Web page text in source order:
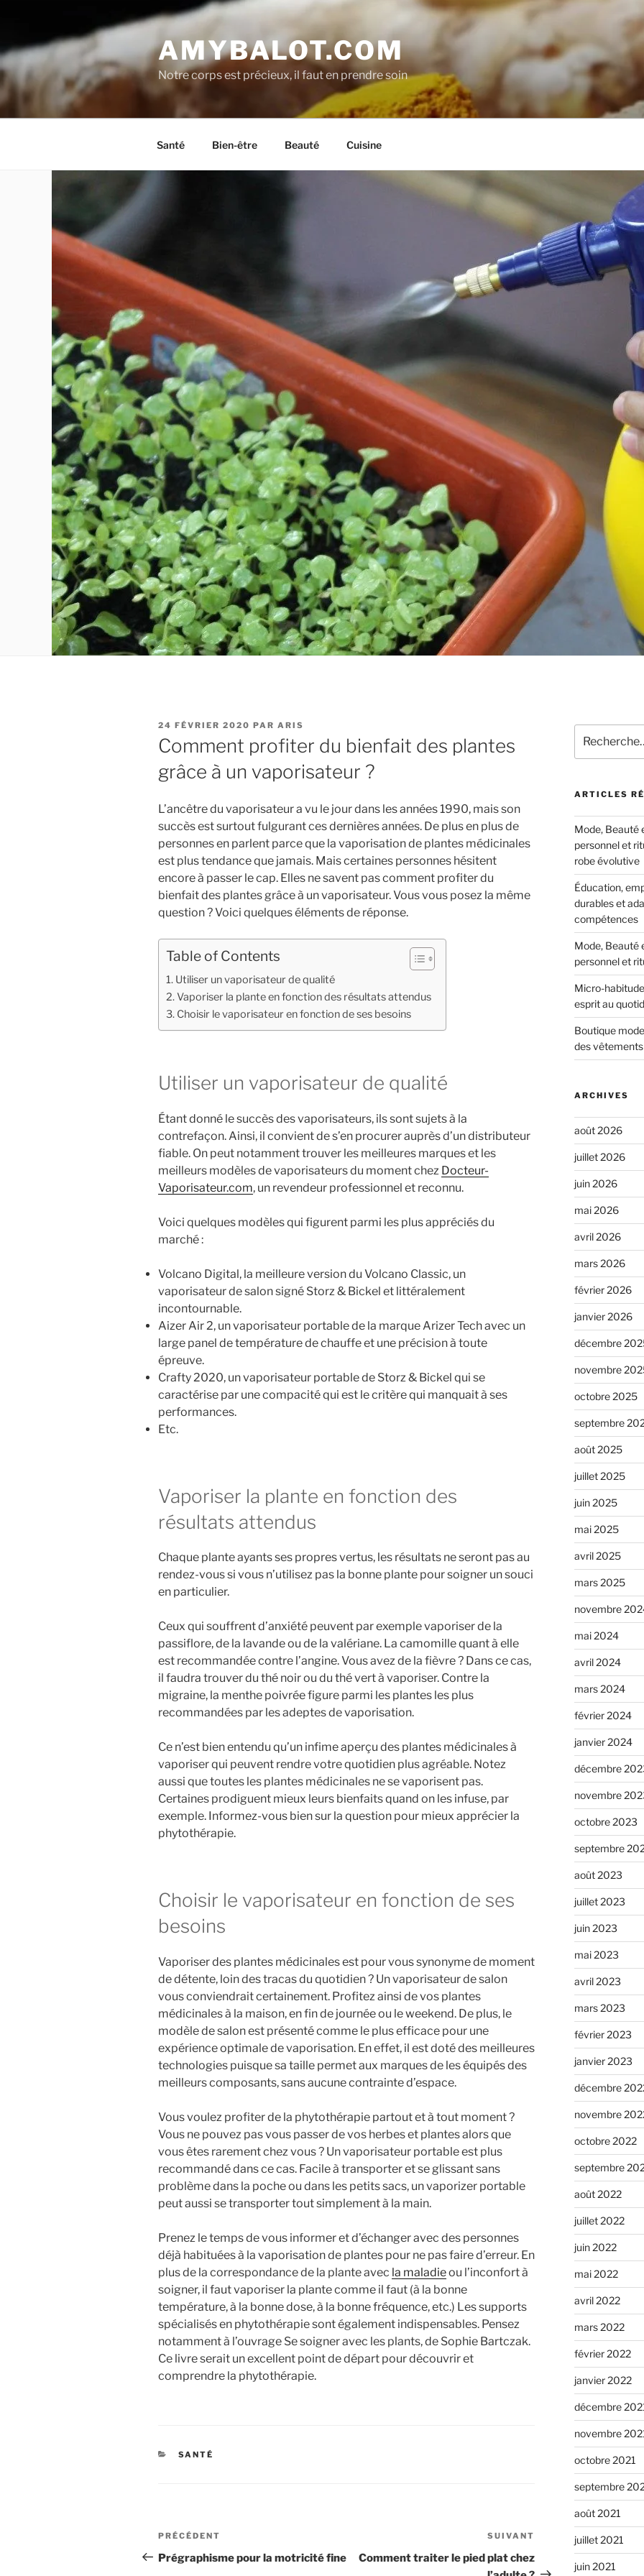
contenu
principal
AMYBALOT.COM
Notre corps est précieux, il faut en prendre soin
Santé Bien-être Beauté Cuisine
PUBLIÉ
LE
24 FÉVRIER 2020 PAR ARIS
Comment profiter du bienfait des plantes
grâce à un vaporisateur ?
L’ancêtre du vaporisateur a vu le jour dans les années 1990, mais son
succès est surtout fulgurant ces dernières années. De plus en plus de
personnes en parlent parce que la vaporisation de plantes médicinales
est plus tendance que jamais. Mais certaines personnes hésitent
encore à passer le cap. Elles ne savent pas comment profiter du
bienfait des plantes grâce à un vaporisateur. Vous vous posez la même
question ? Voici quelques éléments de réponse.
Table of Contents
Utiliser un vaporisateur de qualité
Vaporiser la plante en fonction des résultats attendus
Choisir le vaporisateur en fonction de ses besoins
Utiliser un vaporisateur de qualité
Étant donné le succès des vaporisateurs, ils sont sujets à la
contrefaçon. Ainsi, il convient de s’en procurer auprès d’un distributeur
fiable. On peut notamment trouver les meilleures marques et les
meilleurs modèles de vaporisateurs du moment chez Docteur-
Vaporisateur.com, un revendeur professionnel et reconnu.
Voici quelques modèles qui figurent parmi les plus appréciés du
marché :
Volcano Digital, la meilleure version du Volcano Classic, un
vaporisateur de salon signé Storz & Bickel et littéralement
incontournable.
Aizer Air 2, un vaporisateur portable de la marque Arizer Tech avec un
large panel de température de chauffe et une précision à toute
épreuve.
Crafty 2020, un vaporisateur portable de Storz & Bickel qui se
caractérise par une compacité qui est le critère qui manquait à ses
performances.
Etc.
Vaporiser la plante en fonction des
résultats attendus
Chaque plante ayants ses propres vertus, les résultats ne seront pas au
rendez-vous si vous n’utilisez pas la bonne plante pour soigner un souci
en particulier.
Ceux qui souffrent d’anxiété peuvent par exemple vaporiser de la
passiflore, de la lavande ou de la valériane. La camomille quant à elle
est recommandée contre l’angine. Vous avez de la fièvre ? Dans ce cas,
il faudra trouver du thé noir ou du thé vert à vaporiser. Contre la
migraine, la menthe poivrée figure parmi les plantes les plus
recommandées par les adeptes de vaporisation.
Ce n’est bien entendu qu’un infime aperçu des plantes médicinales à
vaporiser qui peuvent rendre votre quotidien plus agréable. Notez
aussi que toutes les plantes médicinales ne se vaporisent pas.
Certaines prodiguent mieux leurs bienfaits quand on les infuse, par
exemple. Informez-vous bien sur la question pour mieux apprécier la
phytothérapie.
Choisir le vaporisateur en fonction de ses
besoins
Vaporiser des plantes médicinales est pour vous synonyme de moment
de détente, loin des tracas du quotidien ? Un vaporisateur de salon
vous conviendrait certainement. Profitez ainsi de vos plantes
médicinales à la maison, en fin de journée ou le weekend. De plus, le
modèle de salon est présenté comme le plus efficace pour une
expérience optimale de vaporisation. En effet, il est doté des meilleures
technologies puisque sa taille permet aux marques de les équipés des
meilleurs composants, sans aucune contrainte d’espace.
Vous voulez profiter de la phytothérapie partout et à tout moment ?
Vous ne pouvez pas vous passer de vos herbes et plantes alors que
vous êtes rarement chez vous ? Un vaporisateur portable est plus
recommandé dans ce cas. Facile à transporter et se glissant sans
problème dans la poche ou dans les petits sacs, un vaporizer portable
peut aussi se transporter tout simplement à la main.
Prenez le temps de vous informer et d’échanger avec des personnes
déjà habituées à la vaporisation de plantes pour ne pas faire d’erreur. En
plus de la correspondance de la plante avec la maladieou l’inconfort à
soigner, il faut vaporiser la plante comme il faut (à la bonne
température, à la bonne dose, à la bonne fréquence, etc.) Les supports
spécialisés en phytothérapie sont également indispensables. Pensez
notamment à l’ouvrage Se soigner avec les plants, de Sophie Bartczak.
Ce livre serait un excellent point de départ pour découvrir et
comprendre la phytothérapie.
CATÉGORIES
SANTÉ
Navigation
de
Article
précédent
PRÉCÉDENT
Prégraphisme pour la motricité fine
suivant
SUIVANT
Comment traiter le pied plat chez
pour
:
ARTICLES
Mode, Beauté
personnel et
robe évolutive
Éducation,
durables et
compétences
Mode, Beauté
personnel et
Micro-
esprit au
Boutique
des
ARCHIVES
août 2026
juillet 2026
juin 2026
mai 2026
avril 2026
mars 2026
février 2026
janvier 2026
décembre
novembre
octobre 2025
septembre
août 2025
juillet 2025
juin 2025
mai 2025
avril 2025
mars 2025
novembre
mai 2024
avril 2024
mars 2024
février 2024
janvier 2024
décembre
novembre
octobre 2023
septembre
août 2023
juillet 2023
juin 2023
mai 2023
avril 2023
mars 2023
février 2023
janvier 2023
décembre
novembre
octobre 2022
septembre
août 2022
juillet 2022
juin 2022
mai 2022
avril 2022
mars 2022
février 2022
janvier 2022
décembre
novembre
octobre 2021
septembre
août 2021
juillet 2021
juin 2021